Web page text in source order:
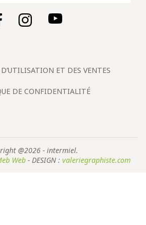
ET DES VENTES
DE CONFIDENTIALITÉ
@2026 - intermiel.
Web - DESIGN : valeriegraphiste.com